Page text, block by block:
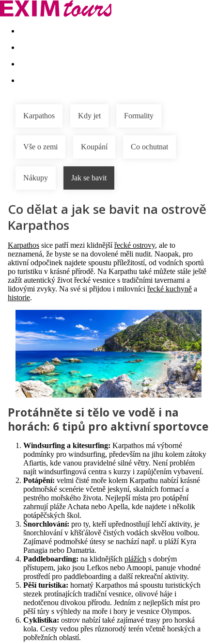
Akční nabídky Last minute
Karpathos Kdy jet Formality
Vše o zemi Koupání Co ochutnat
Nákupy Jak se bavit
Co dělat a jak se bavit na ostrově
Karpathos
Karpathos sice patří mezi klidnějšířecké ostrovy, ale to
neznamená, že byste se na dovolené měli nudit. Naopak, pro
aktivní odpočinek najdete spoustu příležitostí, od vodních sportů
po turistiku v krásné přírodě. Na Karpathu také můžete stále ještě
zažít autentický život řecké vesnice s tradičními tavernami a
lidovými zvyky. Na své si přijdou i milovníci řecké kuchyně a
historie.
Protáhněte si tělo ve vodě i na
horách: 6 tipů pro aktivní sportovce
Windsurfing a kitesurfing: Karpathos má výborné
podmínky pro windsurfing, především na jihu kolem zátoky
Afiartis, kde vanou pravidelné silné větry. Není problém
najít windsurfingová centra s kurzy i zapůjčením vybavení.
Potápění: velmi čisté moře kolem Karpathu nabízí krásné
podmořské scenérie včetně jeskyní, skalních formací a
pestrého mořského života. Nejlepší místa pro potápění
zahrnují pláže Achata nebo Apella, kde najdete i několik
potápěčských škol.
Šnorchlování: pro ty, kteří upřednostňují lehčí aktivity, je
šnorchlování v křišťálově čistých vodách skvělou volbou.
Zajímavé podmořské útesy se nachází např. u pláží Kyra
Panagia nebo Damatria.
Paddleboarding: na klidnějších plážích s dobrým
přístupem, jako jsou Lefkos nebo Amoopi, panuje vhodné
prostředí pro paddleboarding a další rekreační aktivity.
Pěší turistika: hornatý Karpathos má spoustu turistických
stezek protínajících tradiční vesnice, olivové háje i
nedotčenou divokou přírodu. Jedním z nejlepších míst pro
pěší túry s výhledy na moře i hory je vesnice Olympos.
Cyklistika: ostrov nabízí také zajímavé trasy pro horská
kola. Cesty vedou přes různorodý terén včetně horských a
pobřežních oblastí.